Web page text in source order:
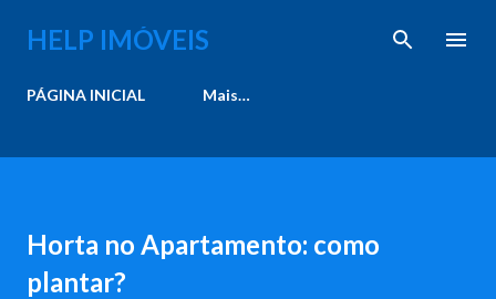
Pular para o conteúdo principal
HELP IMÓVEIS
PÁGINA INICIAL Mais…
Horta no Apartamento: como
plantar?